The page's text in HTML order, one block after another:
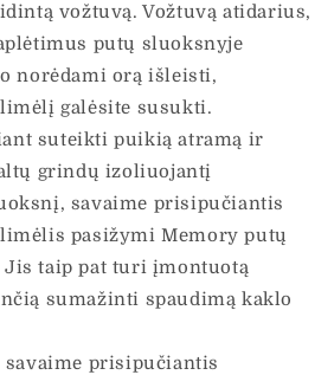
vožtuvą. Vožtuvą atidarius,
putų sluoksnyje
norėdami orą išleisti,
galėsite susukti.
suteikti puikią atramą ir
grindų izoliuojantį
savaime prisipučiantis
pasižymi Memory putų
taip pat turi įmontuotą
sumažinti spaudimą kaklo
savaime prisipučiantis